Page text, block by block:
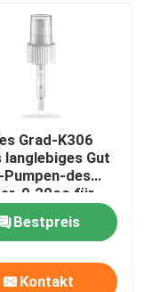
Grad-K306
langlebiges Gut
Pumpen-des
0.20cc für
Bestpreis
Kontakt